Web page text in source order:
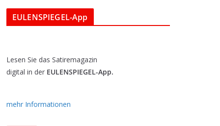
EULENSPIEGEL-App
Lesen Sie das Satiremagazin
digital in der EULENSPIEGEL-App.
mehr Informationen